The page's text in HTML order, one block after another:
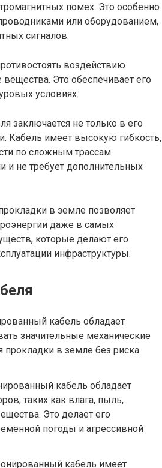
помех. Это особенно
или оборудованием,
сигналов.
воздействию
Это обеспечивает его
условиях.
заключается не только в его
Кабель имеет высокую гибкость,
по сложным трассам.
и не требует дополнительных
в земле позволяет
даже в самых
которые делают его
инфраструктуры.
кабель обладает
значительные механические
прокладки в земле без риска
кабель обладает
таких как влага, пыль,
Это делает его
погоды и агрессивной
кабель имеет